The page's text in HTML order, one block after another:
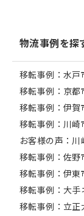
物流事例を探
移転事例：水戸
移転事例：京都
移転事例：伊賀
移転事例：川崎
お客様の声：川
移転事例：佐野
移転事例：伊東
移転事例：大手
移転事例：立